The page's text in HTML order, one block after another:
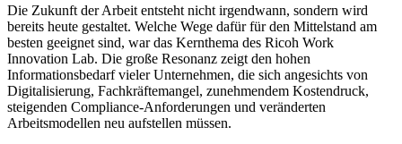
Die Zukunft der Arbeit entsteht nicht irgendwann, sondern wird
bereits heute gestaltet. Welche Wege dafür für den Mittelstand am
besten geeignet sind, war das Kernthema des Ricoh Work
Innovation Lab. Die große Resonanz zeigt den hohen
Informationsbedarf vieler Unternehmen, die sich angesichts von
Digitalisierung, Fachkräftemangel, zunehmendem Kostendruck,
steigenden Compliance-Anforderungen und veränderten
Arbeitsmodellen neu aufstellen müssen.